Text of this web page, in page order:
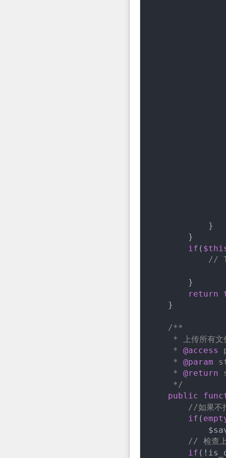
            }
        }
if (
//
        }
return
    }
/**
* 上传所有文
     *
@access
     *
@param
     *
@return
     */
public
//如果不
if (
// 检查
if